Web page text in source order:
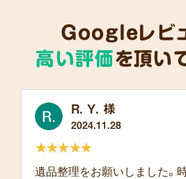
Googleレビ
高い評価を頂い
R. Y. 様
2024.11.28
遺品整理をお願いしました。
★★★★★